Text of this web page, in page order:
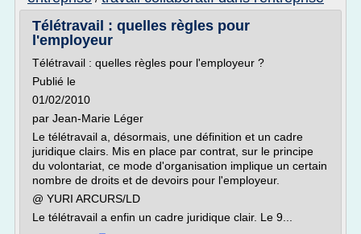
Télétravail : quelles règles pour
l'employeur
Télétravail : quelles règles pour l'employeur ?
Publié le
01/02/2010
par Jean-Marie Léger
Le télétravail a, désormais, une définition et un cadre
juridique clairs. Mis en place par contrat, sur le principe
du volontariat, ce mode d'organisation implique un certain
nombre de droits et de devoirs pour l'employeur.
@ YURI ARCURS/LD
Le télétravail a enfin un cadre juridique clair. Le 9...